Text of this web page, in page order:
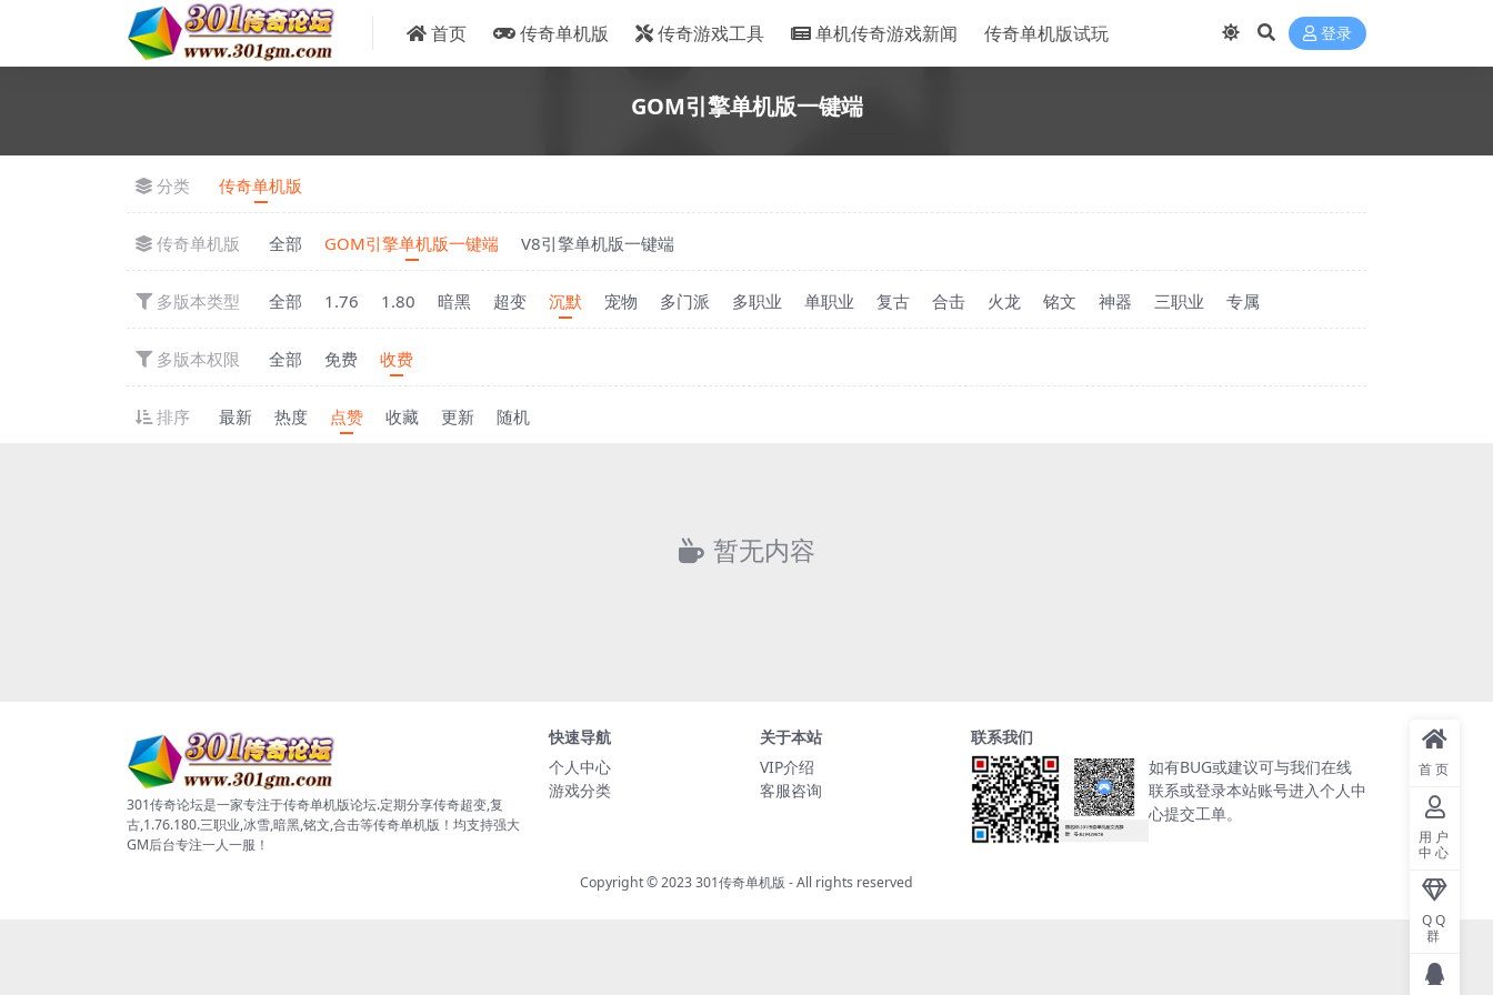
首页 传奇单机版 传奇游戏工具 单机传奇游戏新闻 传奇单机版试玩 登录
GOM引擎单机版一键端
分类 传奇单机版
传奇单机版 全部 GOM引擎单机版一键端 V8引擎单机版一键端
多版本类型 全部 1.76 1.80 暗黑 超变 沉默 宠物 多门派 多职业 单职业 复古 合击 火龙 铭文 神器 三职业 专属
多版本权限 全部 免费 收费
排序 最新 热度 点赞 收藏 更新 随机
暂无内容
301传奇论坛是一家专注于传奇单机版论坛.定期分享传奇超变,复
古,1.76.180.三职业,冰雪,暗黑,铭文,合击等传奇单机版！均支持强大
GM后台专注一人一服！
快速导航
个人中心
游戏分类
关于本站
VIP介绍
客服咨询
联系我们
如有BUG或建议可与我们在线
联系或登录本站账号进入个人中
心提交工单。
Copyright © 2023301传奇单机版 - All rights reserved
首页
用户
中心
QQ
群